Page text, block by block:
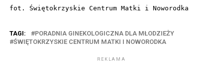
fot. Świętokrzyskie Centrum Matki i Noworodka
TAGI:
PORADNIA GINEKOLOGICZNA DLA MŁODZIEŻY
ŚWIĘTOKRZYSKIE CENTRUM MATKI I NOWORODKA
REKLAMA